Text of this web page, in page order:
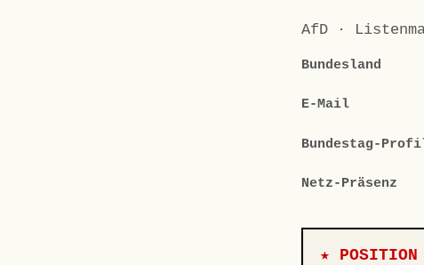
AfD ·
Bundesland
E-Mail
Bundestag-
Netz-Präsenz
★ POSITION